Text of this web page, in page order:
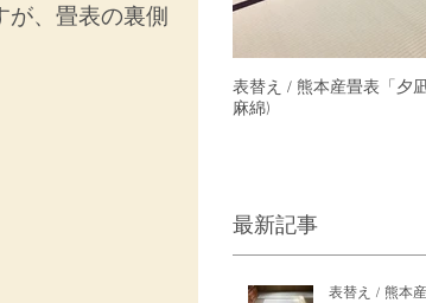
が、畳表の裏側
表替え / 熊本産畳表「夕
麻綿)
最新記事
表替え / 熊本